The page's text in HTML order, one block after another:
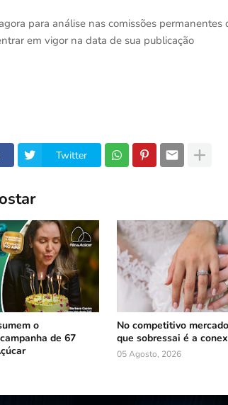
para análise nas comissões
em vigor na data de sua publicação
Twitter
o
de 67
No competitivo
que sobressai é a
05 Agosto, 2026